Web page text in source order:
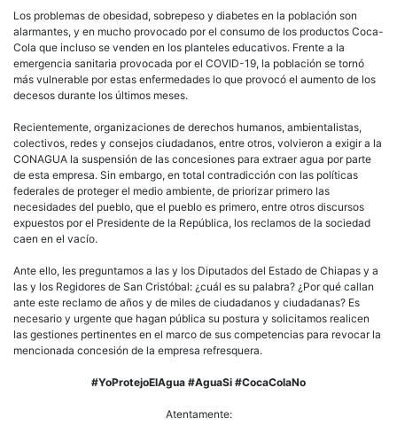
Los problemas de obesidad, sobrepeso y diabetes en la población son
alarmantes, y en mucho provocado por el consumo de los productos Coca-
Cola que incluso se venden en los planteles educativos. Frente a la
emergencia sanitaria provocada por el COVID-19, la población se tornó
más vulnerable por estas enfermedades lo que provocó el aumento de los
decesos durante los últimos meses.
Recientemente, organizaciones de derechos humanos, ambientalistas,
colectivos, redes y consejos ciudadanos, entre otros, volvieron a exigir a la
CONAGUA la suspensión de las concesiones para extraer agua por parte
de esta empresa. Sin embargo, en total contradicción con las políticas
federales de proteger el medio ambiente, de priorizar primero las
necesidades del pueblo, que el pueblo es primero, entre otros discursos
expuestos por el Presidente de la República, los reclamos de la sociedad
caen en el vacío.
Ante ello, les preguntamos a las y los Diputados del Estado de Chiapas y a
las y los Regidores de San Cristóbal: ¿cuál es su palabra? ¿Por qué callan
ante este reclamo de años y de miles de ciudadanos y ciudadanas? Es
necesario y urgente que hagan pública su postura y solicitamos realicen
las gestiones pertinentes en el marco de sus competencias para revocar la
mencionada concesión de la empresa refresquera.
#YoProtejoElAgua #AguaSi #CocaColaNo
Atentamente: